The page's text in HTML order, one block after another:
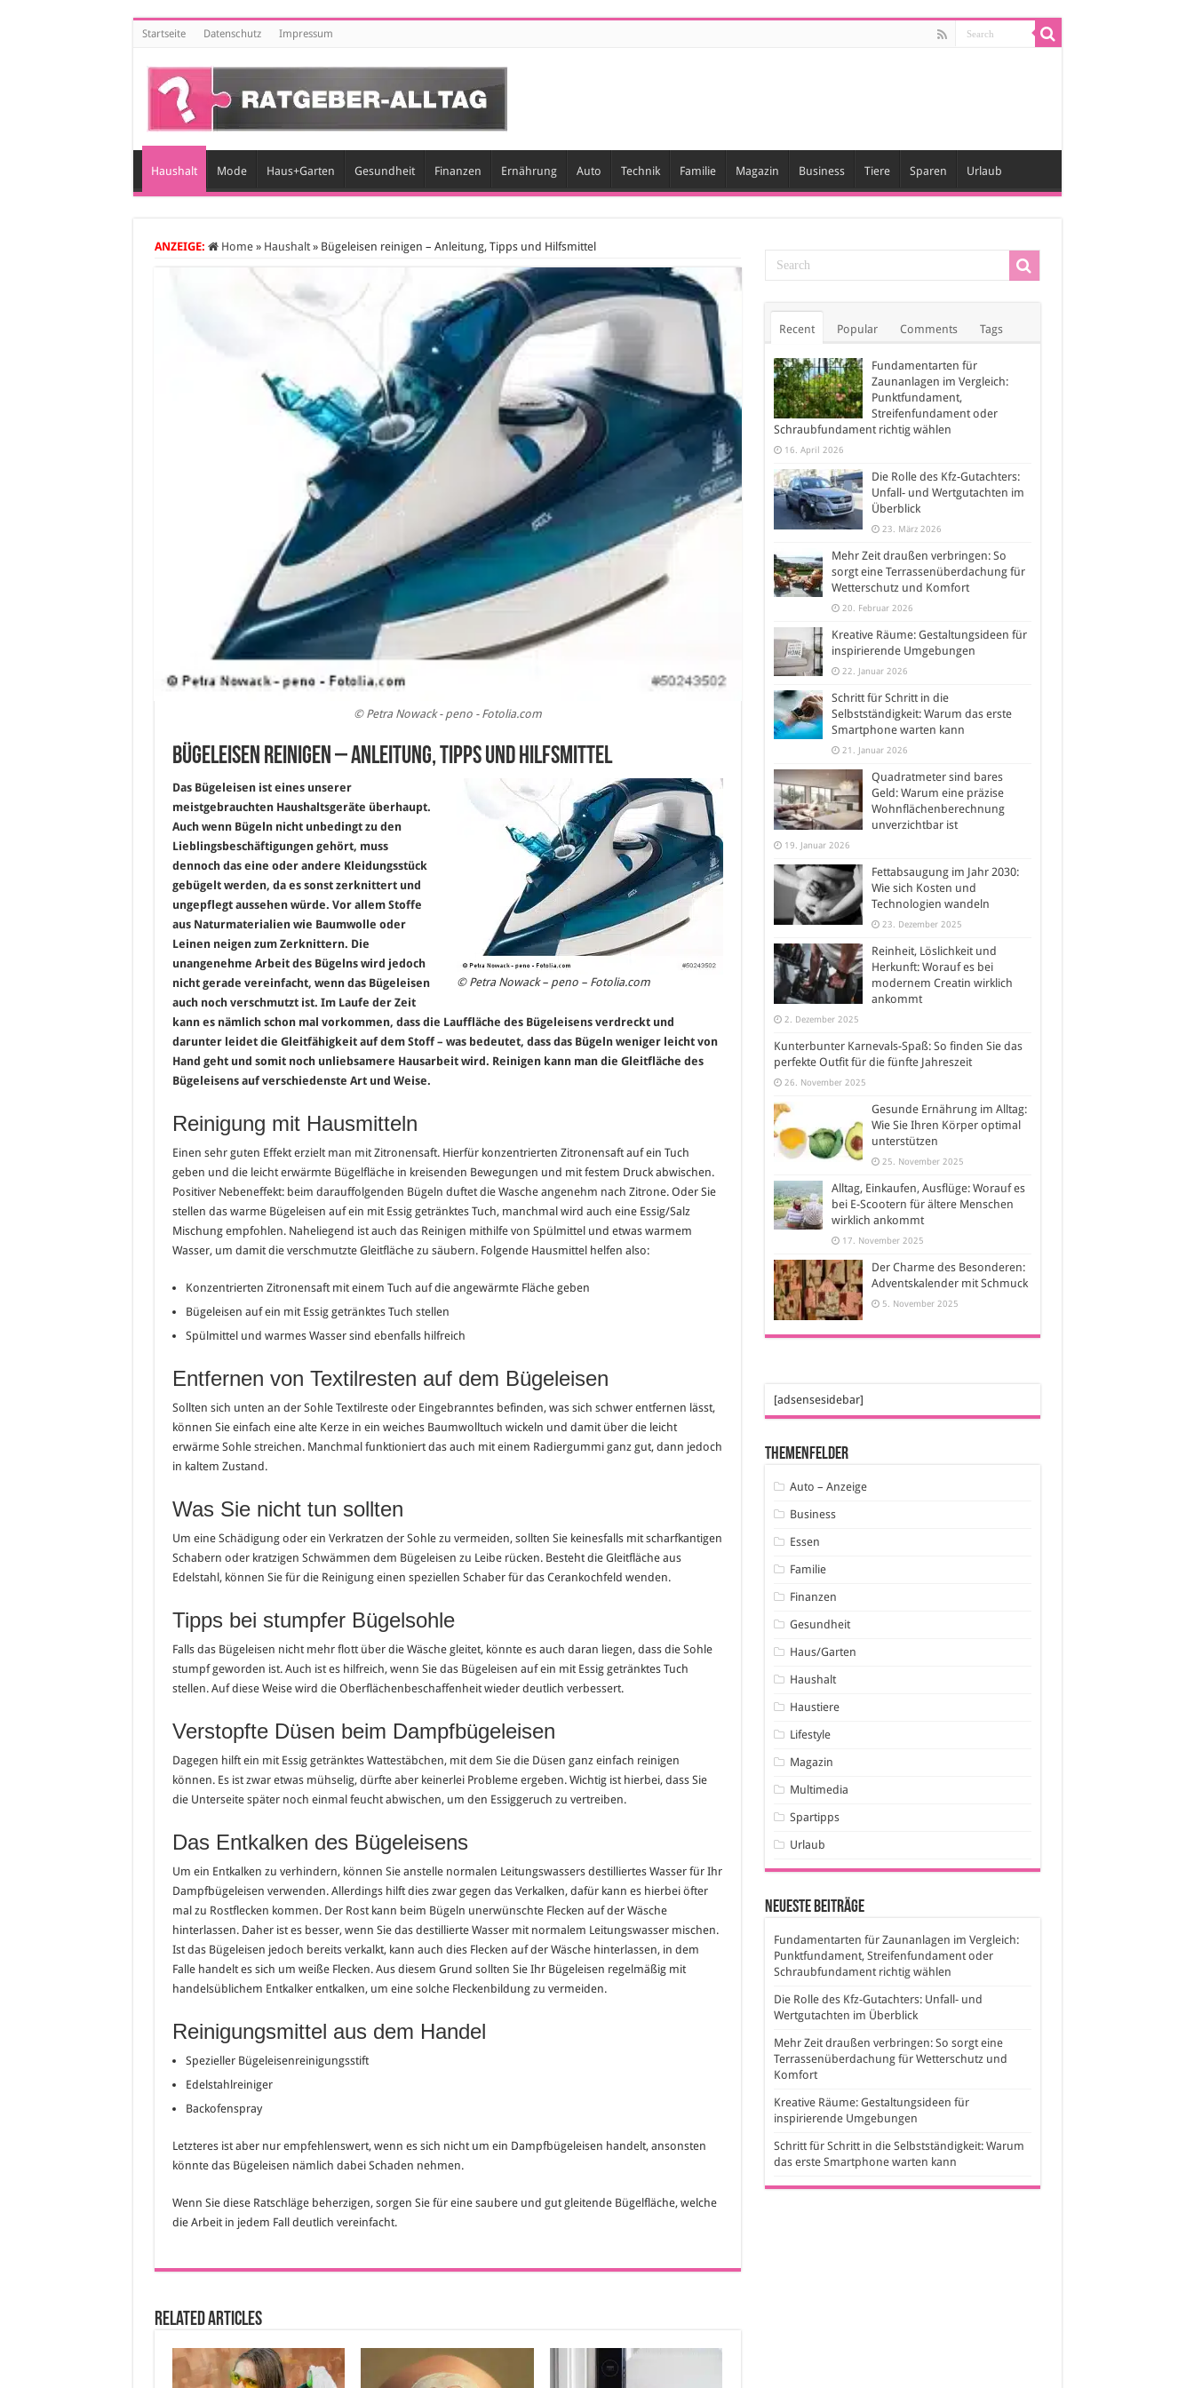
Startseite Datenschutz Impressum
Haushalt Mode Haus+Garten Gesundheit Finanzen Ernährung Auto Technik Familie Magazin Business Tiere Sparen Urlaub
ANZEIGE: Home » Haushalt » Bügeleisen reinigen – Anleitung, Tipps und Hilfsmittel
© Petra Nowack - peno - Fotolia.com
Bügeleisen reinigen – Anleitung, Tipps und Hilfsmittel
© Petra Nowack – peno – Fotolia.com
Das Bügeleisen ist eines unserer
meistgebrauchten Haushaltsgeräte überhaupt.
Auch wenn Bügeln nicht unbedingt zu den
Lieblingsbeschäftigungen gehört, muss
dennoch das eine oder andere Kleidungsstück
gebügelt werden, da es sonst zerknittert und
ungepflegt aussehen würde. Vor allem Stoffe
aus Naturmaterialien wie Baumwolle oder
Leinen neigen zum Zerknittern. Die
unangenehme Arbeit des Bügelns wird jedoch
nicht gerade vereinfacht, wenn das Bügeleisen
auch noch verschmutzt ist. Im Laufe der Zeit
kann es nämlich schon mal vorkommen, dass die Lauffläche des Bügeleisens verdreckt und
darunter leidet die Gleitfähigkeit auf dem Stoff – was bedeutet, dass das Bügeln weniger leicht von
Hand geht und somit noch unliebsamere Hausarbeit wird. Reinigen kann man die Gleitfläche des
Bügeleisens auf verschiedenste Art und Weise.
Reinigung mit Hausmitteln
Einen sehr guten Effekt erzielt man mit Zitronensaft. Hierfür konzentrierten Zitronensaft auf ein Tuch
geben und die leicht erwärmte Bügelfläche in kreisenden Bewegungen und mit festem Druck abwischen.
Positiver Nebeneffekt: beim darauffolgenden Bügeln duftet die Wasche angenehm nach Zitrone. Oder Sie
stellen das warme Bügeleisen auf ein mit Essig getränktes Tuch, manchmal wird auch eine Essig/Salz
Mischung empfohlen. Naheliegend ist auch das Reinigen mithilfe von Spülmittel und etwas warmem
Wasser, um damit die verschmutzte Gleitfläche zu säubern. Folgende Hausmittel helfen also:
Konzentrierten Zitronensaft mit einem Tuch auf die angewärmte Fläche geben
Bügeleisen auf ein mit Essig getränktes Tuch stellen
Spülmittel und warmes Wasser sind ebenfalls hilfreich
Entfernen von Textilresten auf dem Bügeleisen
Sollten sich unten an der Sohle Textilreste oder Eingebranntes befinden, was sich schwer entfernen lässt,
können Sie einfach eine alte Kerze in ein weiches Baumwolltuch wickeln und damit über die leicht
erwärme Sohle streichen. Manchmal funktioniert das auch mit einem Radiergummi ganz gut, dann jedoch
in kaltem Zustand.
Was Sie nicht tun sollten
Um eine Schädigung oder ein Verkratzen der Sohle zu vermeiden, sollten Sie keinesfalls mit scharfkantigen
Schabern oder kratzigen Schwämmen dem Bügeleisen zu Leibe rücken. Besteht die Gleitfläche aus
Edelstahl, können Sie für die Reinigung einen speziellen Schaber für das Cerankochfeld wenden.
Tipps bei stumpfer Bügelsohle
Falls das Bügeleisen nicht mehr flott über die Wäsche gleitet, könnte es auch daran liegen, dass die Sohle
stumpf geworden ist. Auch ist es hilfreich, wenn Sie das Bügeleisen auf ein mit Essig getränktes Tuch
stellen. Auf diese Weise wird die Oberflächenbeschaffenheit wieder deutlich verbessert.
Verstopfte Düsen beim Dampfbügeleisen
Dagegen hilft ein mit Essig getränktes Wattestäbchen, mit dem Sie die Düsen ganz einfach reinigen
können. Es ist zwar etwas mühselig, dürfte aber keinerlei Probleme ergeben. Wichtig ist hierbei, dass Sie
die Unterseite später noch einmal feucht abwischen, um den Essiggeruch zu vertreiben.
Das Entkalken des Bügeleisens
Um ein Entkalken zu verhindern, können Sie anstelle normalen Leitungswassers destilliertes Wasser für Ihr
Dampfbügeleisen verwenden. Allerdings hilft dies zwar gegen das Verkalken, dafür kann es hierbei öfter
mal zu Rostflecken kommen. Der Rost kann beim Bügeln unerwünschte Flecken auf der Wäsche
hinterlassen. Daher ist es besser, wenn Sie das destillierte Wasser mit normalem Leitungswasser mischen.
Ist das Bügeleisen jedoch bereits verkalkt, kann auch dies Flecken auf der Wäsche hinterlassen, in dem
Falle handelt es sich um weiße Flecken. Aus diesem Grund sollten Sie Ihr Bügeleisen regelmäßig mit
handelsüblichem Entkalker entkalken, um eine solche Fleckenbildung zu vermeiden.
Reinigungsmittel aus dem Handel
Spezieller Bügeleisenreinigungsstift
Edelstahlreiniger
Backofenspray
Letzteres ist aber nur empfehlenswert, wenn es sich nicht um ein Dampfbügeleisen handelt, ansonsten
könnte das Bügeleisen nämlich dabei Schaden nehmen.
Wenn Sie diese Ratschläge beherzigen, sorgen Sie für eine saubere und gut gleitende Bügelfläche, welche
die Arbeit in jedem Fall deutlich vereinfacht.
Related Articles
Recent Popular Comments Tags
Fundamentarten für
Zaunanlagen im Vergleich:
Punktfundament,
Streifenfundament oder
Schraubfundament richtig wählen
16. April 2026
Die Rolle des Kfz-Gutachters:
Unfall- und Wertgutachten im
Überblick
23. März 2026
Mehr Zeit draußen verbringen: So
sorgt eine Terrassenüberdachung für
Wetterschutz und Komfort
20. Februar 2026
Kreative Räume: Gestaltungsideen für
inspirierende Umgebungen
22. Januar 2026
Schritt für Schritt in die
Selbstständigkeit: Warum das erste
Smartphone warten kann
21. Januar 2026
Quadratmeter sind bares
Geld: Warum eine präzise
Wohnflächenberechnung
unverzichtbar ist
19. Januar 2026
Fettabsaugung im Jahr 2030:
Wie sich Kosten und
Technologien wandeln
23. Dezember 2025
Reinheit, Löslichkeit und
Herkunft: Worauf es bei
modernem Creatin wirklich
ankommt
2. Dezember 2025
Kunterbunter Karnevals-Spaß: So finden Sie das
perfekte Outfit für die fünfte Jahreszeit
26. November 2025
Gesunde Ernährung im Alltag:
Wie Sie Ihren Körper optimal
unterstützen
25. November 2025
Alltag, Einkaufen, Ausflüge: Worauf es
bei E-Scootern für ältere Menschen
wirklich ankommt
17. November 2025
Der Charme des Besonderen:
Adventskalender mit Schmuck
5. November 2025
[adsensesidebar]
Themenfelder
Auto – Anzeige
Business
Essen
Familie
Finanzen
Gesundheit
Haus/Garten
Haushalt
Haustiere
Lifestyle
Magazin
Multimedia
Spartipps
Urlaub
Neueste Beiträge
Fundamentarten für Zaunanlagen im Vergleich:
Punktfundament, Streifenfundament oder
Schraubfundament richtig wählen
Die Rolle des Kfz-Gutachters: Unfall- und
Wertgutachten im Überblick
Mehr Zeit draußen verbringen: So sorgt eine
Terrassenüberdachung für Wetterschutz und
Komfort
Kreative Räume: Gestaltungsideen für
inspirierende Umgebungen
Schritt für Schritt in die Selbstständigkeit: Warum
das erste Smartphone warten kann